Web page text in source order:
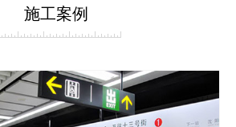
施工案例